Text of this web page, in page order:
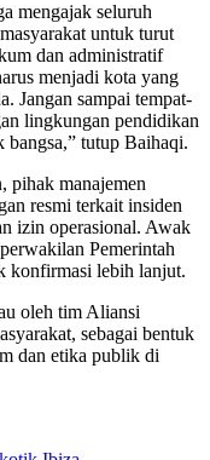
mengajak seluruh
untuk turut
dan administratif
menjadi kota yang
Jangan sampai tempat-
lingkungan pendidikan
bangsa,” tutup Baihaqi.
pihak manajemen
resmi terkait insiden
izin operasional. Awak
Pemerintah
konfirmasi lebih lanjut.
oleh tim Aliansi
sebagai bentuk
dan etika publik di